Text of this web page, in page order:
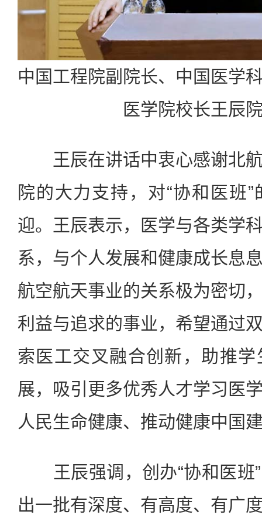
中国工程院副院长、中国医学
医学院校长王辰
王辰在讲话中衷心感谢北航
院的大力支持，对“协和医班
迎。王辰表示，医学与各类学
系，与个人发展和健康成长息
航空航天事业的关系极为密切
利益与追求的事业，希望通过
索医工交叉融合创新，助推
展，吸引更多优秀人才学习医
人民生命健康、推动健康中国
王辰强调，创办“协和医班”
出一批有深度、有高度、有广